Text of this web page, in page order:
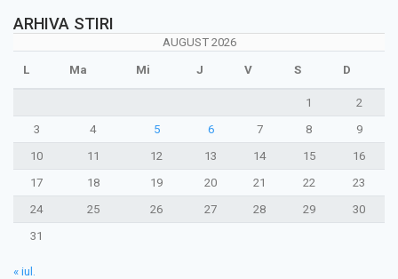
ARHIVA STIRI
AUGUST 2026
L Ma Mi J V S D
1
2
3
4 5 6 7 8
9
10
11 12 13 14 15
16
17
18 19 20 21 22
23
24
25 26 27 28 29
30
31
« iul.